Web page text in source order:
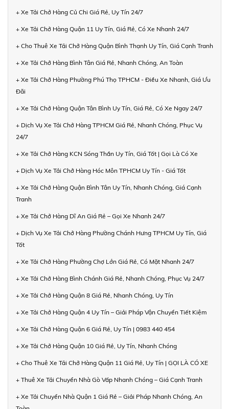
+ Xe Tải Chở Hàng Củ Chi Giá Rẻ, Uy Tín 24/7
+ Xe Tải Chở Hàng Quận 11 Uy Tín, Giá Rẻ, Có Xe Nhanh 24/7
+ Cho Thuê Xe Tải Chở Hàng Quận Bình Thạnh Uy Tín, Giá Cạnh Tranh
+ Xe Tải Chở Hàng Bình Tân Giá Rẻ, Nhanh Chóng, An Toàn
+ Xe Tải Chở Hàng Phường Phú Thọ TPHCM - Điều Xe Nhanh, Giá Ưu
Đãi
+ Xe Tải Chở Hàng Quận Tân Bình Uy Tín, Giá Rẻ, Có Xe Ngay 24/7
+ Dịch Vụ Xe Tải Chở Hàng TPHCM Giá Rẻ, Nhanh Chóng, Phục Vụ
24/7
+ Xe Tải Chở Hàng KCN Sóng Thần Uy Tín, Giá Tốt | Gọi Là Có Xe
+ Dịch Vụ Xe Tải Chở Hàng Hóc Môn TPHCM Uy Tín - Giá Tốt
+ Xe Tải Chở Hàng Quận Bình Tân Uy Tín, Nhanh Chóng, Giá Cạnh
Tranh
+ Xe Tải Chở Hàng Dĩ An Giá Rẻ – Gọi Xe Nhanh 24/7
+ Dịch Vụ Xe Tải Chở Hàng Phường Chánh Hưng TPHCM Uy Tín, Giá
Tốt
+ Xe Tải Chở Hàng Phường Chợ Lớn Giá Rẻ, Có Mặt Nhanh 24/7
+ Xe Tải Chở Hàng Bình Chánh Giá Rẻ, Nhanh Chóng, Phục Vụ 24/7
+ Xe Tải Chở Hàng Quận 8 Giá Rẻ, Nhanh Chóng, Uy Tín
+ Xe Tải Chở Hàng Quận 4 Uy Tín – Giải Pháp Vận Chuyển Tiết Kiệm
+ Xe Tải Chở Hàng Quận 6 Giá Rẻ, Uy Tín | 0983 440 454
+ Xe Tải Chở Hàng Quận 10 Giá Rẻ, Uy Tín, Nhanh Chóng
+ Cho Thuê Xe Tải Chở Hàng Quận 11 Giá Rẻ, Uy Tín | GỌI LÀ CÓ XE
+ Thuê Xe Tải Chuyển Nhà Gò Vấp Nhanh Chóng – Giá Cạnh Tranh
+ Xe Tải Chuyển Nhà Quận 1 Giá Rẻ – Giải Pháp Nhanh Chóng, An